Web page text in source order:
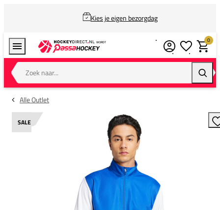
Kies je eigen bezorgdag
Zoek naar...
0
Alle Outlet
SALE